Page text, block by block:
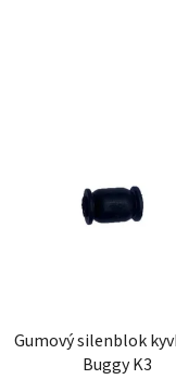
Gumový silenblok
Buggy K3